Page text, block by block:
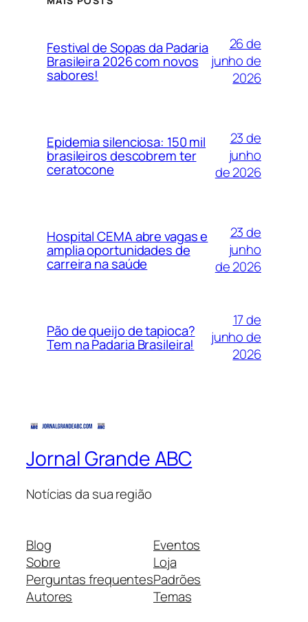
Festival de Sopas da Padaria
Brasileira 2026 com novos
sabores!
26 de
junho de
2026
Epidemia silenciosa: 150 mil
brasileiros descobrem ter
ceratocone
23 de
junho
de 2026
Hospital CEMA abre vagas e
amplia oportunidades de
carreira na saúde
23 de
junho
de 2026
Pão de queijo de tapioca?
Tem na Padaria Brasileira!
17 de
junho de
2026
Jornal Grande ABC
Notícias da sua região
Blog
Sobre
Perguntas frequentes
Autores
Eventos
Loja
Padrões
Temas